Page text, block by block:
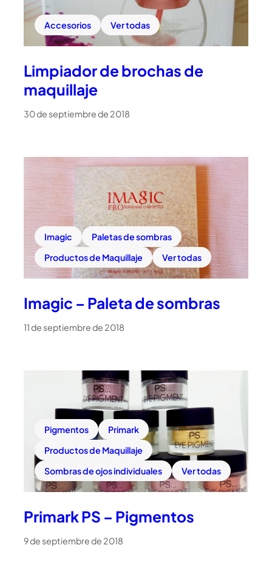
Accesorios Ver todas
Limpiador de brochas de
maquillaje
30 de septiembre de 2018
Imagic
Paletas de sombras
Productos de Maquillaje
Ver todas
Imagic – Paleta de sombras
11 de septiembre de 2018
Pigmentos
Primark
Productos de Maquillaje
Sombras de ojos individuales
Ver todas
Primark PS – Pigmentos
9 de septiembre de 2018